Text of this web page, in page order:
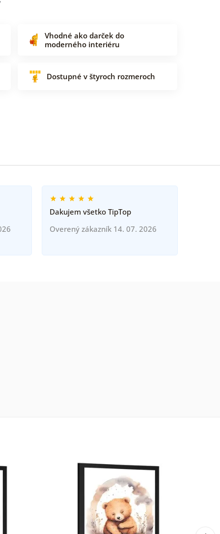
Vhodné ako darček do
moderného interiéru
Dostupné v štyroch rozmeroch
Dakujem všetko TipTop
Overený zákazník 14. 07. 2026